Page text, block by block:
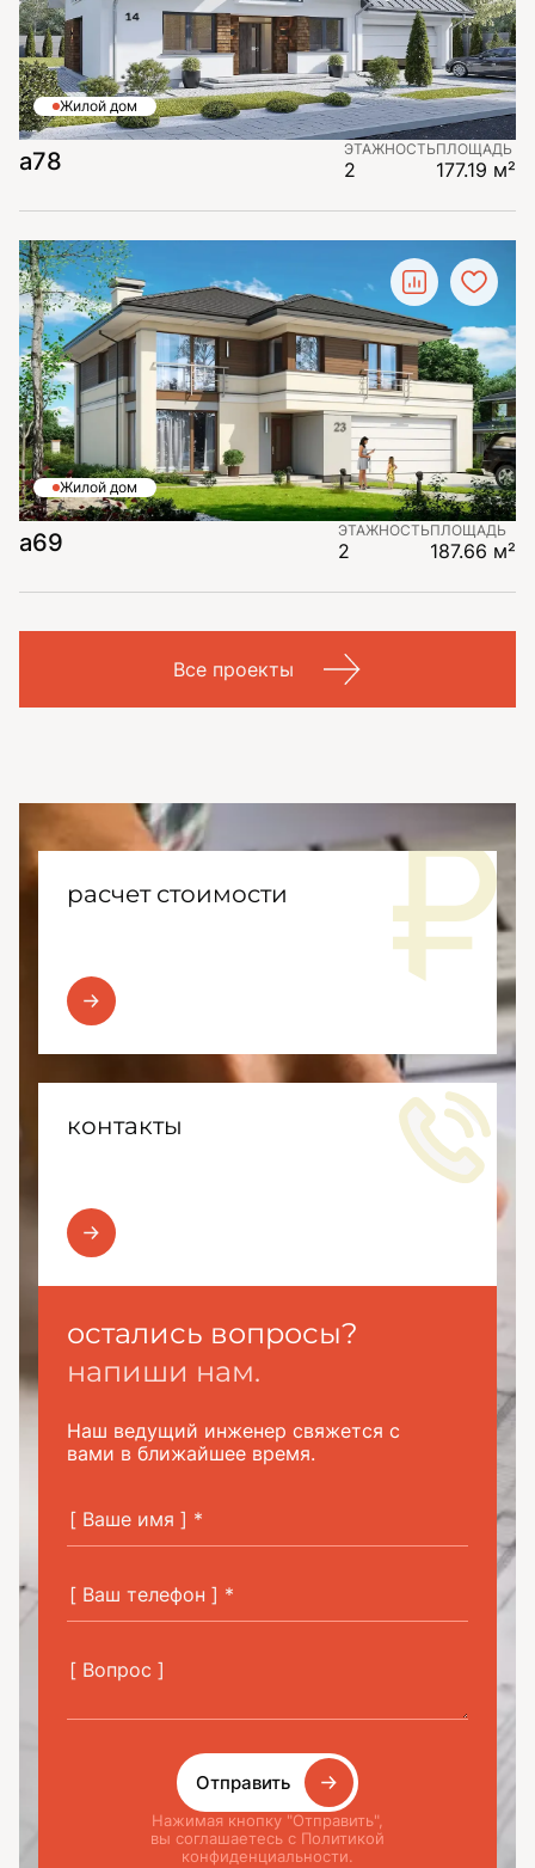
Жилой дом
a78 ЭТАЖНОСТЬ
2
ПЛОЩАДЬ
177.19 м²
Жилой дом
a69 ЭТАЖНОСТЬ
2
ПЛОЩАДЬ
187.66 м²
Все проекты
расчет стоимости
контакты
остались вопросы?
напиши нам.
Наш ведущий инженер свяжется с
вами в ближайшее время.
Отправить
Нажимая кнопку "Отправить",
вы соглашаетесь с Политикой
конфиденциальности.